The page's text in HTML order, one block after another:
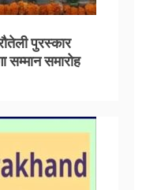
पुरस्कार
समारोह